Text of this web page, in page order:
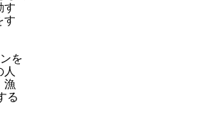
す
す
を
人
漁
る